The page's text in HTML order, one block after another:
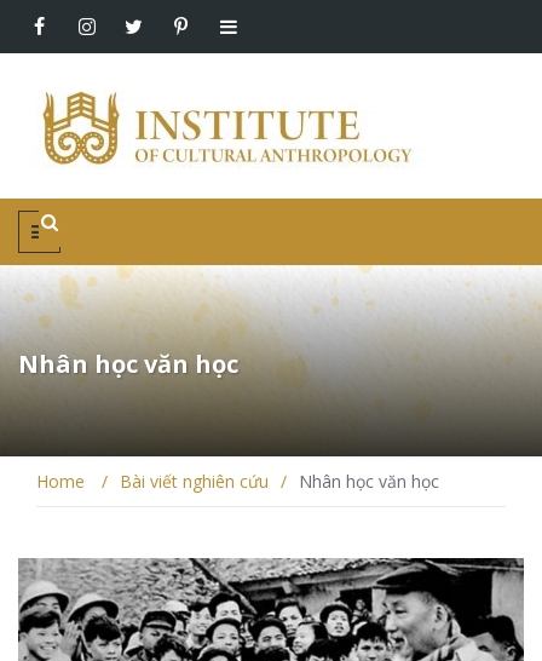
Nhân học văn học
Home / Bài viết nghiên cứu / Nhân học văn học